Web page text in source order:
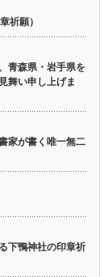
祈願）
青森県・岩手県を
舞い申し上げま
家が書く唯一無二
下鴨神社の印章祈